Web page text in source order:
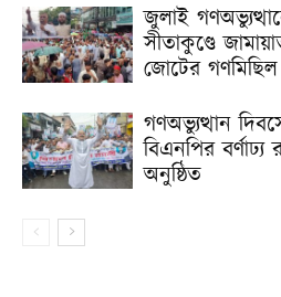
জুলাই
সীতাকুণ্ডে
জোটের গণমিছিল
গণঅভ্যুত্থান
বিএনপির
অনুষ্ঠিত